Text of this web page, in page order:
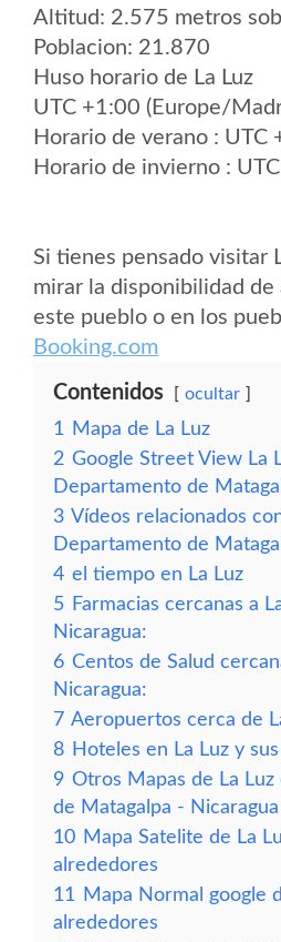
Altitud: 2.575 metros
Poblacion: 21.870
Huso horario de La Luz
UTC +1:00 (Europe/
Horario de verano : UTC
Horario de invierno :
Si tienes pensado visitar
mirar la disponibilidad
este pueblo o en los
Booking.com
Contenidos ocultar
1
Mapa de La Luz
2 Google Street View La
Departamento de
3 Vídeos relacionados
Departamento de
4 el tiempo en La Luz
5 Farmacias cercanas a
Nicaragua:
6 Centos de Salud
Nicaragua:
7 Aeropuertos cerca de
8 Hoteles en La Luz y
9 Otros Mapas de La
de Matagalpa - Nicaragua
10 Mapa Satelite de La
alrededores
11
Mapa Normal google
alrededores